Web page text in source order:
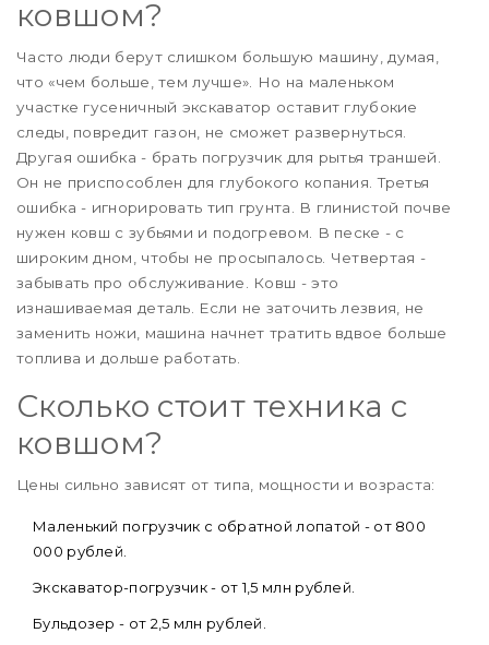
ковшом?
Часто люди берут слишком большую машину, думая,
что «чем больше, тем лучше». Но на маленьком
участке гусеничный экскаватор оставит глубокие
следы, повредит газон, не сможет развернуться.
Другая ошибка - брать погрузчик для рытья траншей.
Он не приспособлен для глубокого копания. Третья
ошибка - игнорировать тип грунта. В глинистой почве
нужен ковш с зубьями и подогревом. В песке - с
широким дном, чтобы не просыпалось. Четвертая -
забывать про обслуживание. Ковш - это
изнашиваемая деталь. Если не заточить лезвия, не
заменить ножи, машина начнет тратить вдвое больше
топлива и дольше работать.
Сколько стоит техника с
ковшом?
Цены сильно зависят от типа, мощности и возраста:
Маленький погрузчик с обратной лопатой - от 800
000 рублей.
Экскаватор-погрузчик - от 1,5 млн рублей.
Бульдозер - от 2,5 млн рублей.